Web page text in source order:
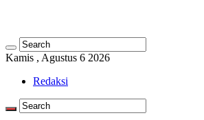
Kamis , Agustus 6 2026
Redaksi